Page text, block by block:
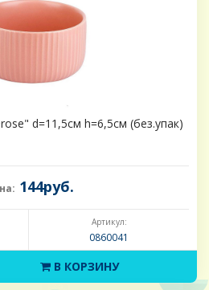
d=11,5см h=6,5см (без.упак)
144руб.
Артикул:
0860041
В КОРЗИНУ